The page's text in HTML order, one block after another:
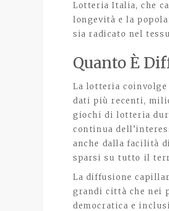
Lotteria Italia, che
longevità e la
sia radicato nel
Quanto È
La lotteria coinvolge
dati più recenti,
giochi di lotteria
continua
anche dalla facilità
sparsi su tutto il
La diffusione
grandi città che nei
democratica e